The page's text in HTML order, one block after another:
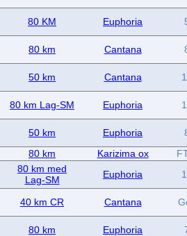
80 KM Euphoria
80 km Cantana
50 km Cantana
80 km Lag-SM Euphoria
50 km Euphoria
80 km Karizima ox
80 km med
Lag-SM
Euphoria
40 km CR Cantana
80 km Euphoria